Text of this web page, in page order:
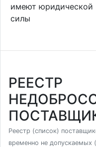
имеют юридической
силы
РЕЕСТР
Реестр (список)
временно не допускаемых